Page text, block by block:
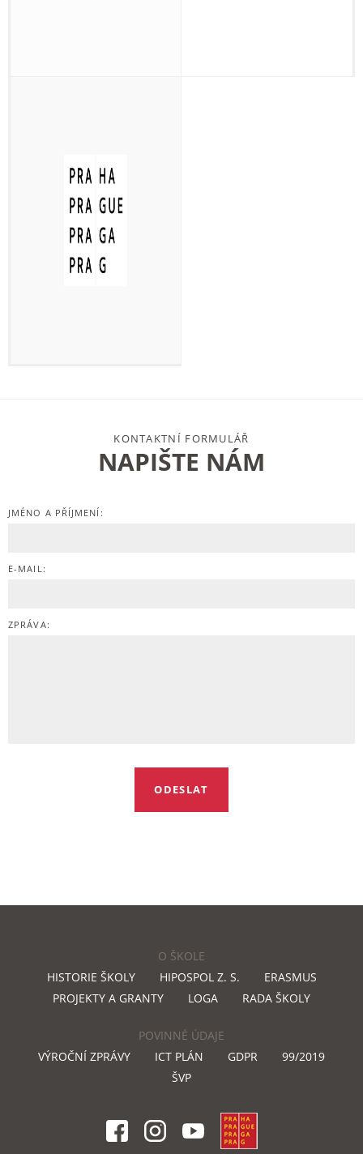
NAPIŠTE NÁM
KONTAKTNÍ FORMULÁŘ
JMÉNO A PŘÍJMENÍ:
E-MAIL:
ZPRÁVA:
O ŠKOLE
HISTORIE ŠKOLY
HIPOSPOL Z. S.
ERASMUS
PROJEKTY A GRANTY
LOGA RADA ŠKOLY
POVINNÉ ÚDAJE
VÝROČNÍ ZPRÁVY
ICT PLÁN GDPR
99/2019
ŠVP